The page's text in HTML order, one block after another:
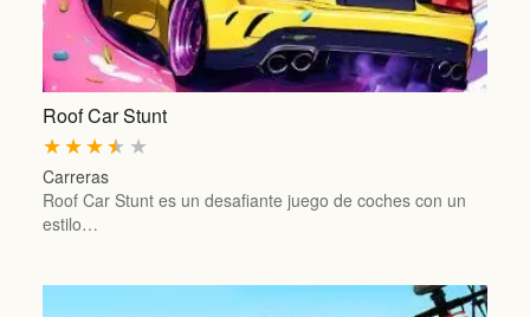
Roof Car Stunt
★
★
★
★
★
Carreras
Roof Car Stunt es un desafiante juego de coches con un
estilo…